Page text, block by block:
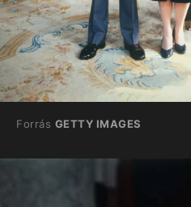
Forrás GETTY IMAGES